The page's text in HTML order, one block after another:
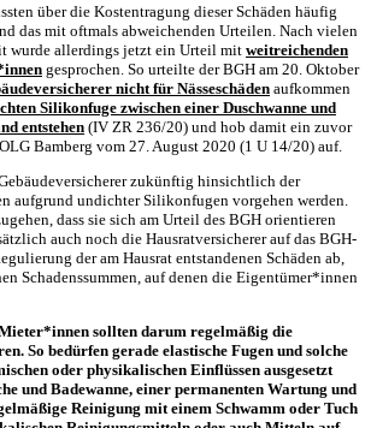
über die Kostentragung dieser Schäden häufig
das mit oftmals abweichenden Urteilen. Nach vielen
wurde allerdings jetzt ein Urteil mit weitreichenden
gesprochen. So urteilte der BGH am 20. Oktober
nicht für Nässeschäden aufkommen
Silikonfuge zwischen einer Duschwanne und
entstehen (IV ZR 236/20) und hob damit ein zuvor
Bamberg vom 27. August 2020 (1 U 14/20) auf.
zukünftig hinsichtlich der
aufgrund undichter Silikonfugen vorgehen werden.
dass sie sich am Urteil des BGH orientieren
auch noch die Hausratversicherer auf das BGH-
der am Hausrat entstandenen Schäden ab,
Schadenssummen, auf denen die Eigentümer*innen
sollten darum regelmäßig die
So bedürfen gerade elastische Fugen und solche
oder physikalischen Einflüssen ausgesetzt
und Badewanne, einer permanenten Wartung und
Reinigung mit einem Schwamm oder Tuch